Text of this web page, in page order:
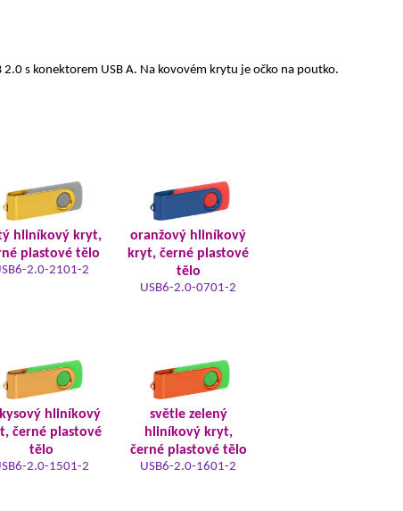
s konektorem USB A. Na kovovém krytu je očko na poutko.
hliníkový kryt,
plastové tělo
2.0-2101-2
oranžový hliníkový
kryt, černé plastové
tělo
USB6-2.0-0701-2
hliníkový
černé plastové
tělo
2.0-1501-2
světle zelený
hliníkový kryt,
černé plastové tělo
USB6-2.0-1601-2